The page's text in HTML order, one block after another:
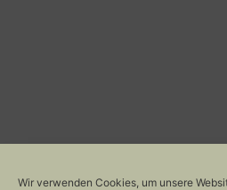
Wir verwenden Cookies, um unsere